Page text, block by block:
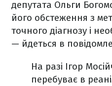
депутата Ольги
його обстеження з
точного діагнозу і
— йдеться в
На разі Ігор
перебуває в